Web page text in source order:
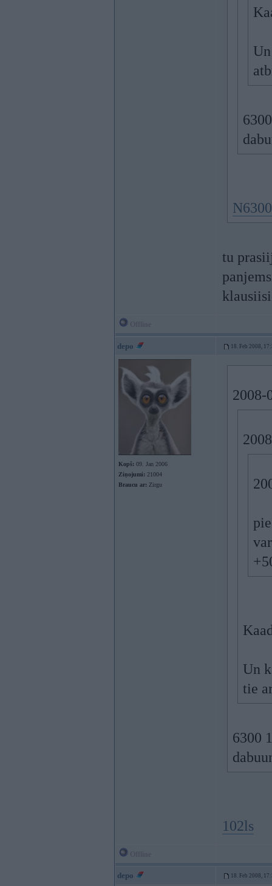
tu
depo 18. Feb 2008,
Kopš: 09. Jan 2006
Ziņojumi: 21004
Braucu ar: Zirgu
2008-
Un
tie
6300
102ls
depo 18. Feb 2008,